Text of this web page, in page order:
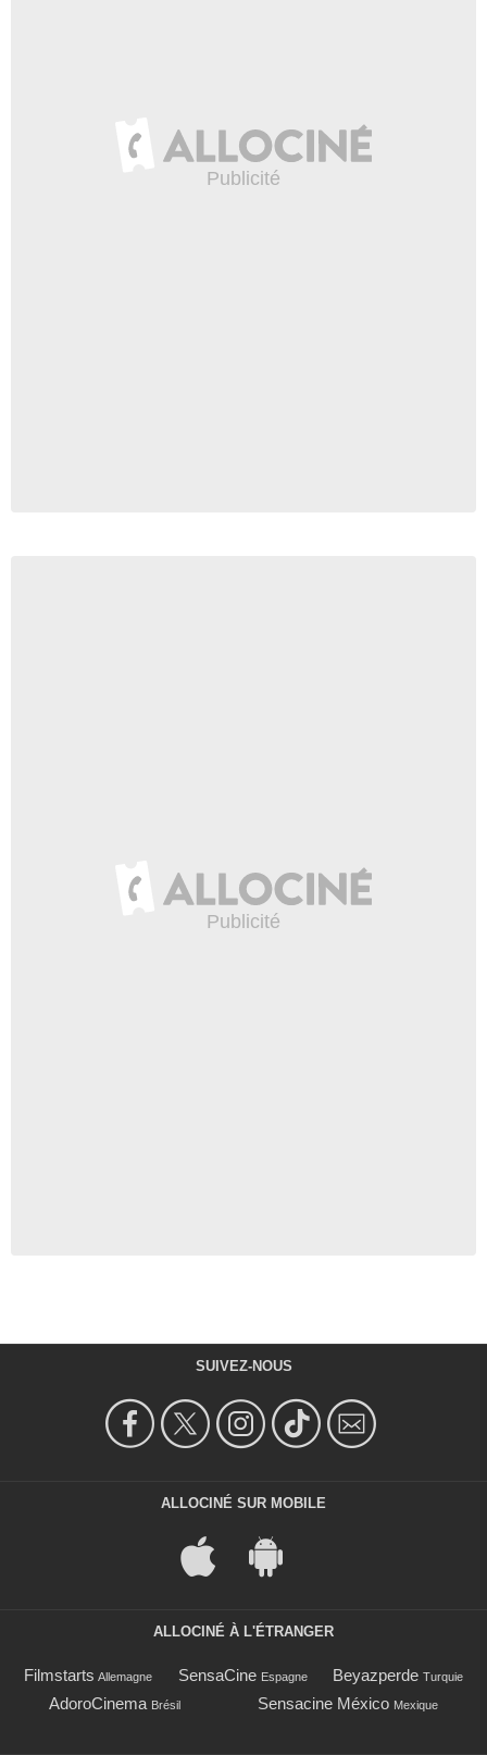
SUIVEZ-NOUS
ALLOCINÉ SUR MOBILE
ALLOCINÉ À L'ÉTRANGER
Filmstarts Allemagne SensaCine Espagne Beyazperde Turquie
AdoroCinema Brésil Sensacine México Mexique